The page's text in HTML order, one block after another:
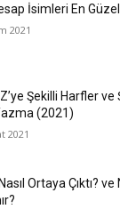
İsimleri En
2021
Şekilli Harfler ve
(2021)
2021
Ortaya Çıktı? ve